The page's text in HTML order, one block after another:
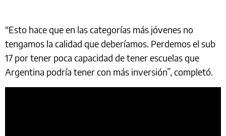
“Esto hace que en las categorías más jóvenes no
tengamos la calidad que deberíamos. Perdemos el sub
17 por tener poca capacidad de tener escuelas que
Argentina podría tener con más inversión”, completó.